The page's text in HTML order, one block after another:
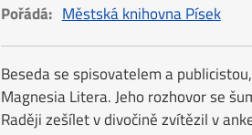
Pořádá: Městská knihovna Písek
Beseda se spisovatelem a
Magnesia Litera. Jeho rozhovor se
Raději zešílet v divočině zvítězil v